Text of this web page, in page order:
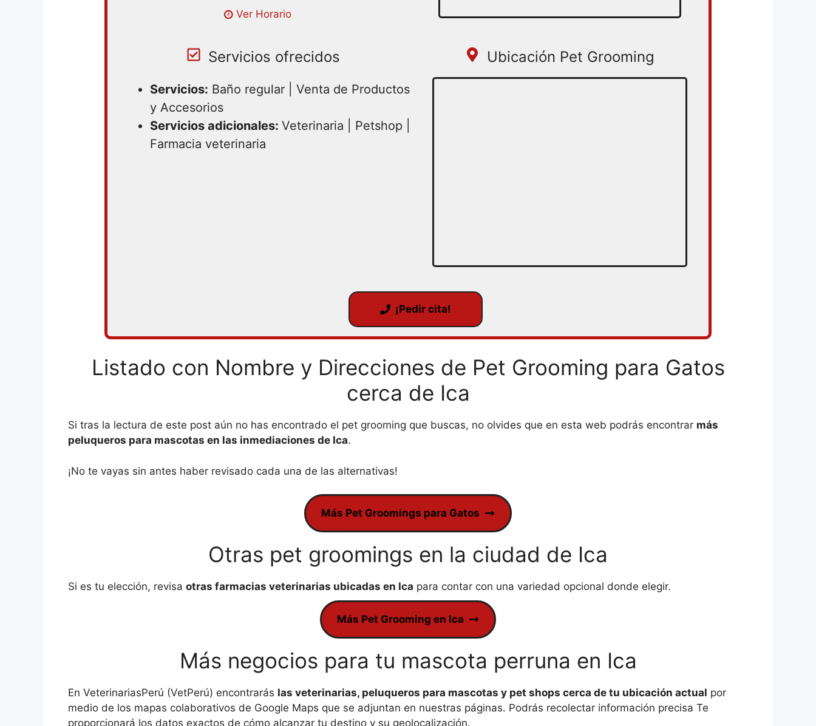
Ver Horario
Servicios ofrecidos
Servicios: Baño regular | Venta de Productos
y Accesorios
Servicios adicionales: Veterinaria | Petshop |
Farmacia veterinaria
Ubicación Pet Grooming
¡Pedir cita!
Listado con Nombre y Direcciones de Pet Grooming para Gatos
cerca de Ica
Si tras la lectura de este post aún no has encontrado el pet grooming que buscas, no olvides que en esta web podrás encontrar más
peluqueros para mascotas en las inmediaciones de Ica.
¡No te vayas sin antes haber revisado cada una de las alternativas!
Más Pet Groomings para Gatos
Otras pet groomings en la ciudad de Ica
Si es tu elección, revisa otras farmacias veterinarias ubicadas en Ica para contar con una variedad opcional donde elegir.
Más Pet Grooming en Ica
Más negocios para tu mascota perruna en Ica
En VeterinariasPerú (VetPerú) encontrarás las veterinarias, peluqueros para mascotas y pet shops cerca de tu ubicación actual por
medio de los mapas colaborativos de Google Maps que se adjuntan en nuestras páginas. Podrás recolectar información precisa Te
proporcionará los datos exactos de cómo alcanzar tu destino y su geolocalización.